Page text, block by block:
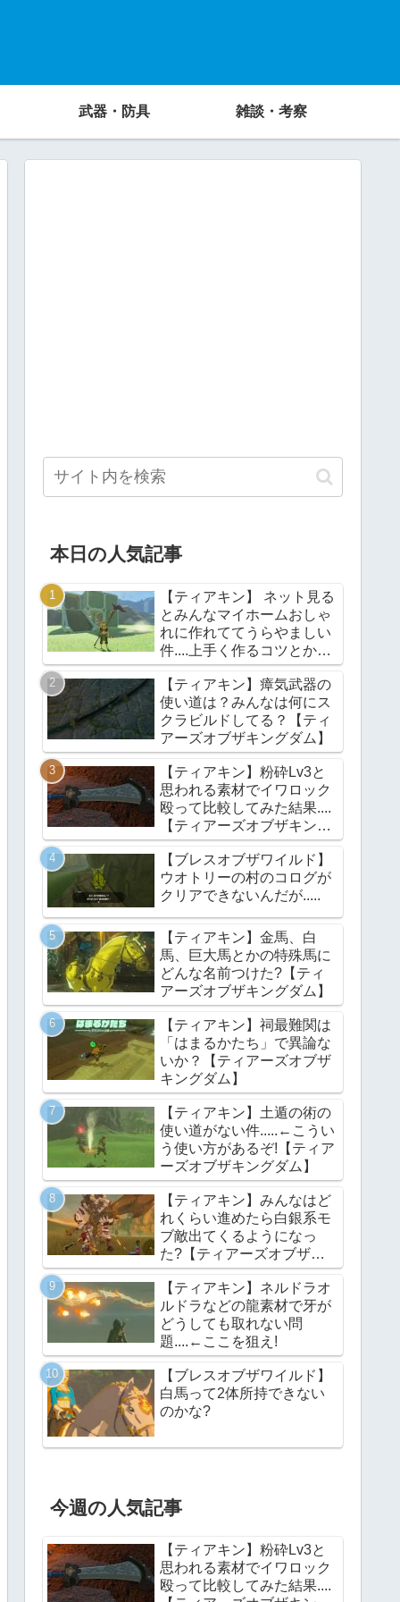
武器・防具 雑談・考察
本日の人気記事
【ティアキン】 ネット見る
とみんなマイホームおしゃ
れに作れててうらやましい
件....上手く作るコツとかあ
る？【ティアーズオブザキ
ングダム】
【ティアキン】瘴気武器の
使い道は？みんなは何にス
クラビルドしてる？【ティ
アーズオブザキングダム】
【ティアキン】粉砕Lv3と
思われる素材でイワロック
殴って比較してみた結果....
【ティアーズオブザキング
ダム】
【ブレスオブザワイルド】
ウオトリーの村のコログが
クリアできないんだが.....
【ティアキン】金馬、白
馬、巨大馬とかの特殊馬に
どんな名前つけた?【ティ
アーズオブザキングダム】
【ティアキン】祠最難関は
「はまるかたち」で異論な
いか？【ティアーズオブザ
キングダム】
【ティアキン】土遁の術の
使い道がない件.....←こうい
う使い方があるぞ!【ティア
ーズオブザキングダム】
【ティアキン】みんなはど
れくらい進めたら白銀系モ
ブ敵出てくるようになっ
た?【ティアーズオブザキ
ングダム】
【ティアキン】ネルドラオ
ルドラなどの龍素材で牙が
どうしても取れない問
題....←ここを狙え!
【ブレスオブザワイルド】
白馬って2体所持できない
のかな?
今週の人気記事
【ティアキン】粉砕Lv3と
思われる素材でイワロック
殴って比較してみた結果....